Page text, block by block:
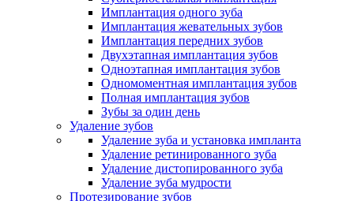
Имплантация одного зуба
Имплантация жевательных зубов
Имплантация передних зубов
Двухэтапная имплантация зубов
Одноэтапная имплантация зубов
Одномоментная имплантация зубов
Полная имплантация зубов
Зубы за один день
Удаление зубов
Удаление зуба и установка импланта
Удаление ретинированного зуба
Удаление дистопированного зуба
Удаление зуба мудрости
Протезирование зубов